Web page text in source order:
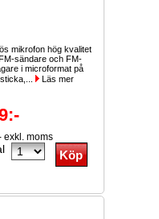
mikrofon hög kvalitet
sändare och FM-
i microformat på
Läs mer
exkl. moms